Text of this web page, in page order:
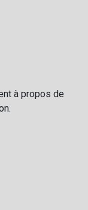
à propos de